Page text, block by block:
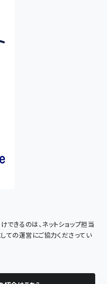
きるのは、ネットショップ担当
ての運営にご協力くださってい